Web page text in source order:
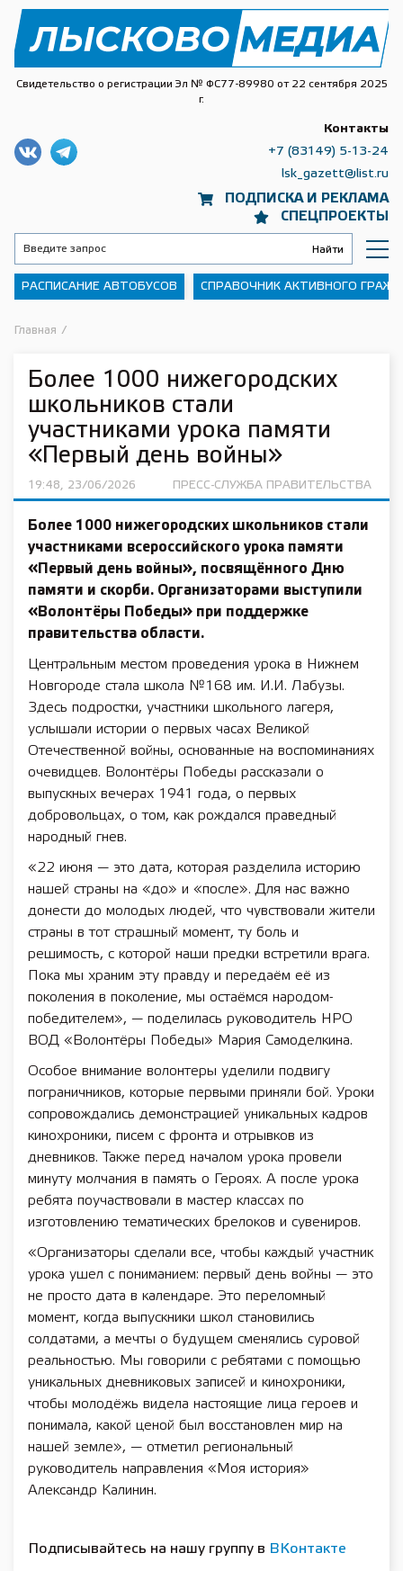
Свидетельство о регистрации Эл № ФС77-89980 от 22 сентября 2025
г.
ПОДПИСКА И РЕКЛАМА
СПЕЦПРОЕКТЫ
Контакты
+7 (83149) 5-13-24
lsk_gazett@list.ru
РАСПИСАНИЕ АВТОБУСОВ СПРАВОЧНИК АКТИВНОГО
Главная /
Более 1000 нижегородских
школьников стали
участниками урока памяти
«Первый день войны»
19:48, 23/06/2026 ПРЕСС-СЛУЖБА ПРАВИТЕЛЬСТВА
Более 1000 нижегородских школьников стали
участниками всероссийского урока памяти
«Первый день войны», посвящённого Дню
памяти и скорби. Организаторами выступили
«Волонтёры Победы» при поддержке
правительства области.
Центральным местом проведения урока в Нижнем
Новгороде стала школа №168 им. И.И. Лабузы.
Здесь подростки, участники школьного лагеря,
услышали истории о первых часах Великой
Отечественной войны, основанные на воспоминаниях
очевидцев. Волонтёры Победы рассказали о
выпускных вечерах 1941 года, о первых
добровольцах, о том, как рождался праведный
народный гнев.
«22 июня — это дата, которая разделила историю
нашей страны на «до» и «после». Для нас важно
донести до молодых людей, что чувствовали жители
страны в тот страшный момент, ту боль и
решимость, с которой наши предки встретили врага.
Пока мы храним эту правду и передаём её из
поколения в поколение, мы остаёмся народом-
победителем», — поделилась руководитель НРО
ВОД «Волонтёры Победы» Мария Самоделкина.
Особое внимание волонтеры уделили подвигу
пограничников, которые первыми приняли бой. Уроки
сопровождались демонстрацией уникальных кадров
кинохроники, писем с фронта и отрывков из
дневников. Также перед началом урока провели
минуту молчания в память о Героях. А после урока
ребята поучаствовали в мастер классах по
изготовлению тематических брелоков и сувениров.
«Организаторы сделали все, чтобы каждый участник
урока ушел с пониманием: первый день войны — это
не просто дата в календаре. Это переломный
момент, когда выпускники школ становились
солдатами, а мечты о будущем сменялись суровой
реальностью. Мы говорили с ребятами с помощью
уникальных дневниковых записей и кинохроники,
чтобы молодёжь видела настоящие лица героев и
понимала, какой ценой был восстановлен мир на
нашей земле», — отметил региональный
руководитель направления «Моя история»
Александр Калинин.
Подписывайтесь на нашу группу в ВКонтакте